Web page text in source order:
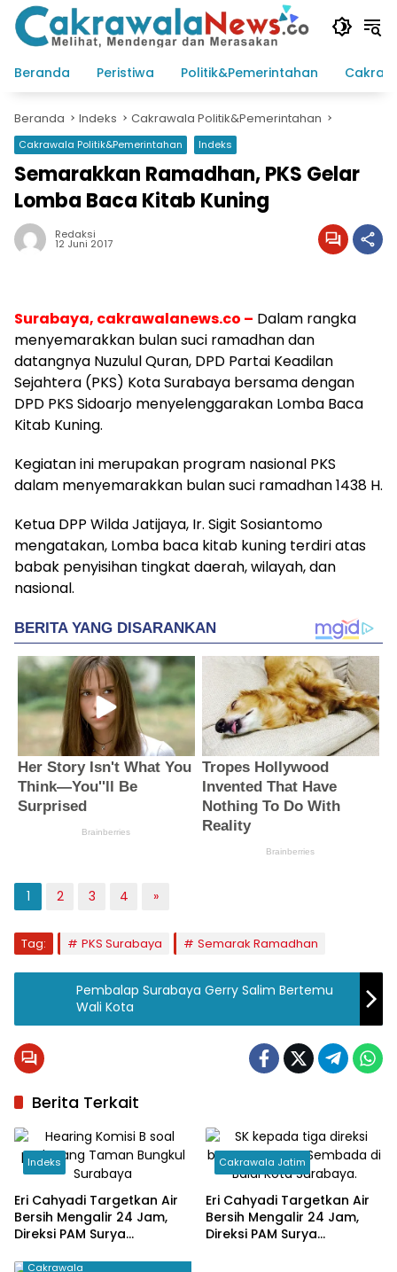
Langsung
konten
Beranda
Peristiwa Politik&Pemerintahan
Beranda Indeks Cakrawala Politik&Pemerintahan
Cakrawala Politik&Pemerintahan Indeks
Semarakkan Ramadhan, PKS Gelar
Lomba Baca Kitab Kuning
Redaksi
12 Juni 2017
Surabaya, cakrawalanews.co – Dalam rangka
menyemarakkan bulan suci ramadhan dan
datangnya Nuzulul Quran, DPD Partai Keadilan
Sejahtera (PKS) Kota Surabaya bersama dengan
DPD PKS Sidoarjo menyelenggarakan Lomba Baca
Kitab Kuning.
Kegiatan ini merupakan program nasional PKS
dalam menyemarakkan bulan suci ramadhan 1438 H.
Ketua DPP Wilda Jatijaya, Ir. Sigit Sosiantomo
mengatakan, Lomba baca kitab kuning terdiri atas
babak penyisihan tingkat daerah, wilayah, dan
nasional.
1 2 3 4 »
Tag: PKS Surabaya Semarak Ramadhan
Pembalap Surabaya Gerry Salim Bertemu
Wali Kota
Berita Terkait
Indeks
Eri Cahyadi Targetkan Air
Bersih Mengalir 24 Jam,
Direksi PAM Surya
Percepat Jaringan hingga
Cakrawala Jatim
Eri Cahyadi Targetkan Air
Bersih Mengalir 24 Jam,
Direksi PAM Surya
Cakrawala